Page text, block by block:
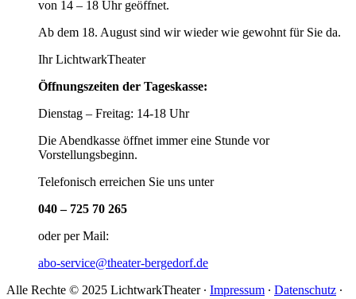
von 14 – 18 Uhr geöffnet.
Ab dem 18. August sind wir wieder wie gewohnt für Sie da.
Ihr LichtwarkTheater
Öffnungszeiten der Tageskasse:
Dienstag – Freitag: 14-18 Uhr
Die Abendkasse öffnet immer eine Stunde vor
Vorstellungsbeginn.
Telefonisch erreichen Sie uns unter
040 – 725 70 265
oder per Mail:
abo-service@theater-bergedorf.de
Alle Rechte © 2025 LichtwarkTheater ∙ Impressum ∙ Datenschutz ∙